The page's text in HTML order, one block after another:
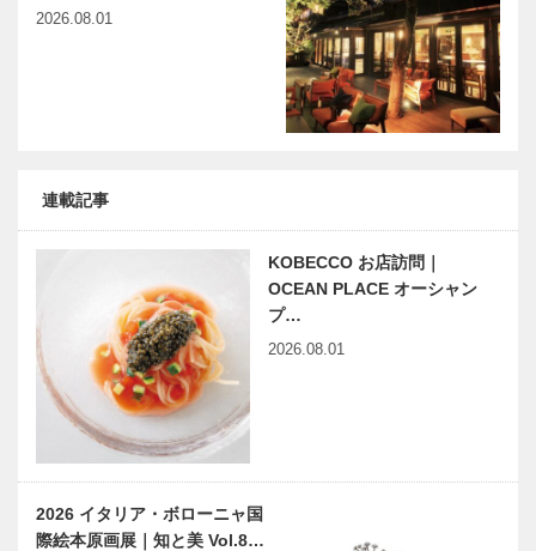
2026.08.01
連載記事
KOBECCO お店訪問｜
OCEAN PLACE オーシャン
プ…
2026.08.01
2026 イタリア・ボローニャ国
際絵本原画展｜知と美 Vol.8…